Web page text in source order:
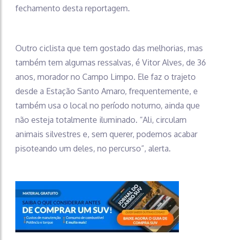
fechamento desta reportagem.
Outro ciclista que tem gostado das melhorias, mas
também tem algumas ressalvas, é Vitor Alves, de 36
anos, morador no Campo Limpo. Ele faz o trajeto
desde a Estação Santo Amaro, frequentemente, e
também usa o local no período noturno, ainda que
não esteja totalmente iluminado. “Ali, circulam
animais silvestres e, sem querer, podemos acabar
pisoteando um deles, no percurso”, alerta.